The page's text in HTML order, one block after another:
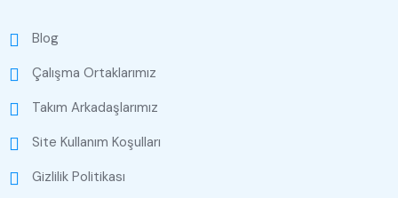
Blog
Çalışma Ortaklarımız
Takım Arkadaşlarımız
Site Kullanım Koşulları
Gizlilik Politikası